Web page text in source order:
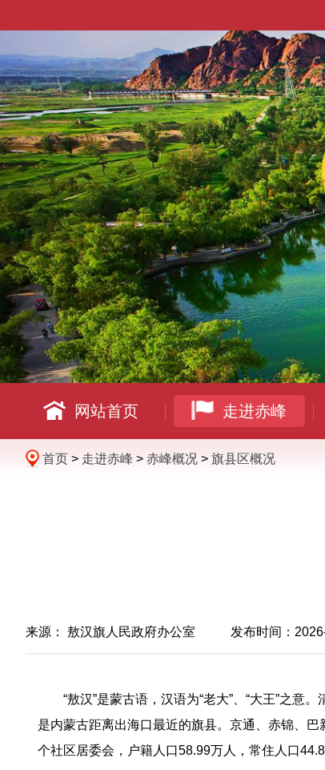
网站首页 走进赤峰
首页 > 走进赤峰 > 赤峰概况 > 旗县区概况
来源： 敖汉旗人民政府办公室 发布时间：2026-
“敖汉”是蒙古语，汉语为“老大”、“大王”之
是内蒙古距离出海口最近的旗县。京通、赤锦、
个社区居委会，户籍人口58.99万人，常住人口